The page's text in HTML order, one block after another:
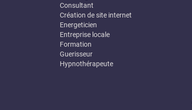
Consultant
Création de site internet
Energeticien
Entreprise locale
Formation
Guerisseur
Hypnothérapeute